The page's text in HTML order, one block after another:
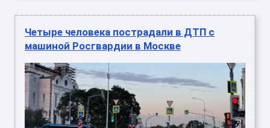
Четыре человека пострадали в ДТП с
машиной Росгвардии в Москве